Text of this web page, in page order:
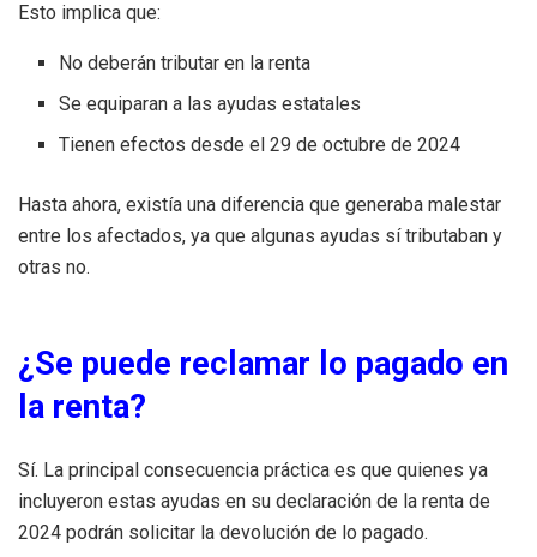
Esto implica que:
No deberán tributar en la renta
Se equiparan a las ayudas estatales
Tienen efectos desde el 29 de octubre de 2024
Hasta ahora, existía una diferencia que generaba malestar
entre los afectados, ya que algunas ayudas sí tributaban y
otras no.
¿Se puede reclamar lo pagado en
la renta?
Sí. La principal consecuencia práctica es que quienes ya
incluyeron estas ayudas en su declaración de la renta de
2024 podrán solicitar la devolución de lo pagado.